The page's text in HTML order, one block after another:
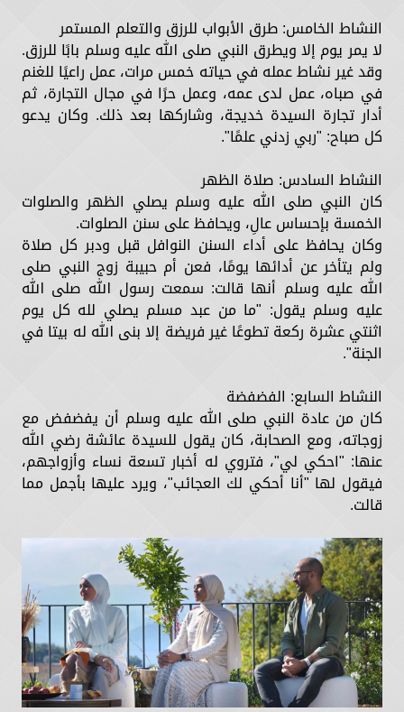
النشاط الخامس: طرق الأبواب للرزق والتعلم المستمر
لا يمر يوم إلا ويطرق النبي صلى الله عليه وسلم بابًا للرزق.
وقد غير نشاط عمله في حياته خمس مرات، عمل راعيًا للغنم
في صباه، عمل لدى عمه، وعمل حرًا في مجال التجارة، ثم
أدار تجارة السيدة خديجة، وشاركها بعد ذلك. وكان يدعو
كل صباح: "ربي زدني علمًا".
النشاط السادس: صلاة الظهر
كان النبي صلى الله عليه وسلم يصلي الظهر والصلوات
الخمسة بإحساس عالِ، ويحافظ على سنن الصلوات.
وكان يحافظ على أداء السنن النوافل قبل ودبر كل صلاة
ولم يتأخر عن أدائها يومًا، فعن أم حبيبة زوج النبي صلى
الله عليه وسلم أنها قالت: سمعت رسول الله صلى الله
عليه وسلم يقول: "ما من عبد مسلم يصلي لله كل يوم
اثنتي عشرة ركعة تطوعًا غير فريضة إلا بنى الله له بيتا في
الجنة".
النشاط السابع: الفضفضة
كان من عادة النبي صلى الله عليه وسلم أن يفضفض مع
زوجاته، ومع الصحابة، كان يقول للسيدة عائشة رضي الله
عنها: "احكي لي"، فتروي له أخبار تسعة نساء وأزواجهم،
فيقول لها "أنا أحكي لك العجائب"، ويرد عليها بأجمل مما
قالت.